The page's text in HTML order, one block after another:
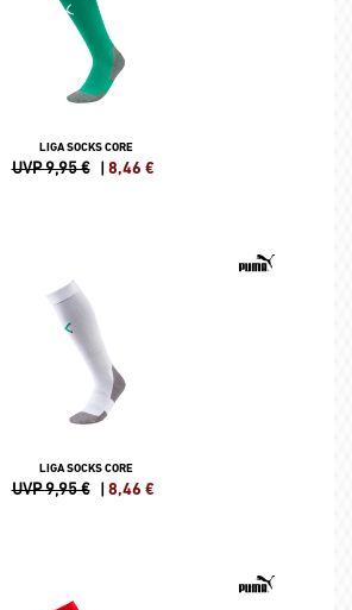
LIGA SOCKS CORE
UVP 9,95 € | 8,46 €
LIGA SOCKS CORE
UVP 9,95 € | 8,46 €